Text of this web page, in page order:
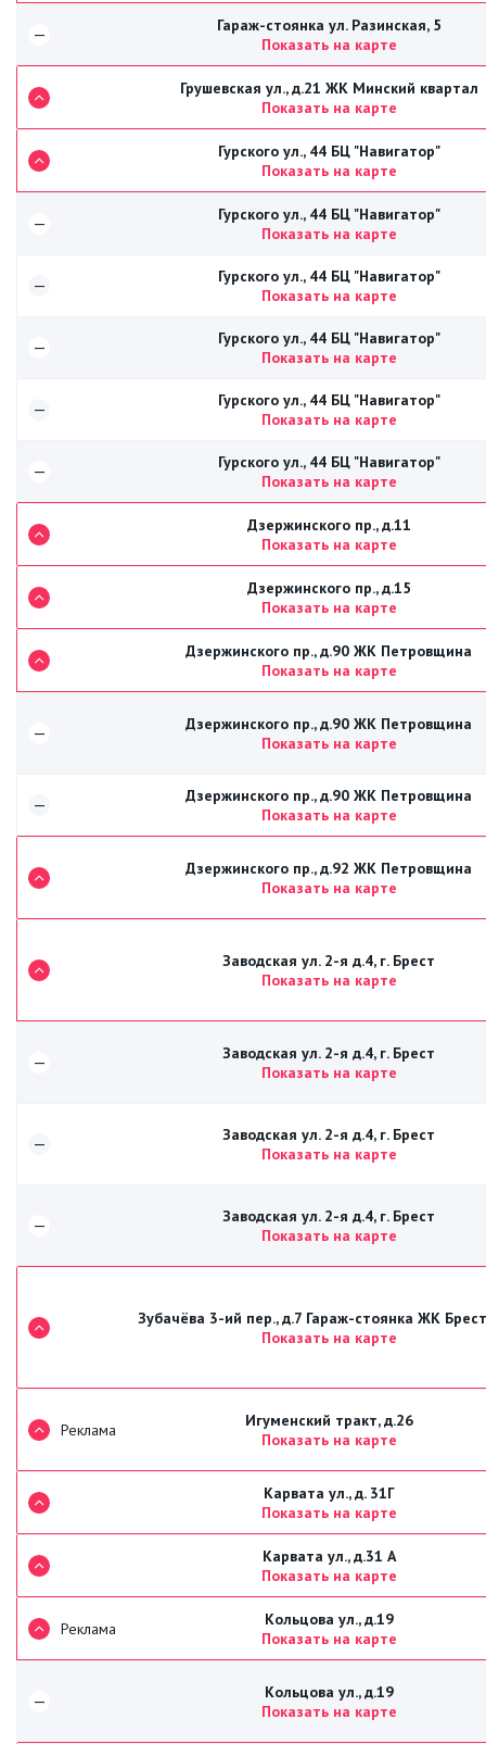
—
Гараж-стоянка ул. Разинская, 5
Показать на карте
Грушевская ул., д.21 ЖК Минский квартал
Показать на карте
Гурского ул., 44 БЦ "Навигатор"
Показать на карте
—
Гурского ул., 44 БЦ "Навигатор"
Показать на карте
—
Гурского ул., 44 БЦ "Навигатор"
Показать на карте
—
Гурского ул., 44 БЦ "Навигатор"
Показать на карте
—
Гурского ул., 44 БЦ "Навигатор"
Показать на карте
—
Гурского ул., 44 БЦ "Навигатор"
Показать на карте
Дзержинского пр., д.11
Показать на карте
Дзержинского пр., д.15
Показать на карте
Дзержинского пр., д.90 ЖК Петровщина
Показать на карте
—
Дзержинского пр., д.90 ЖК Петровщина
Показать на карте
—
Дзержинского пр., д.90 ЖК Петровщина
Показать на карте
Дзержинского пр., д.92 ЖК Петровщина
Показать на карте
Заводская ул. 2-я д.4, г. Брест
Показать на карте
—
Заводская ул. 2-я д.4, г. Брест
Показать на карте
—
Заводская ул. 2-я д.4, г. Брест
Показать на карте
—
Заводская ул. 2-я д.4, г. Брест
Показать на карте
Зубачёва 3-ий пер., д.7 Гараж-стоянка ЖК
Показать на карте
Реклама
Игуменский тракт, д.26
Показать на карте
Карвата ул., д. 31Г
Показать на карте
Карвата ул., д.31 А
Показать на карте
Реклама
Кольцова ул., д.19
Показать на карте
—
Кольцова ул., д.19
Показать на карте